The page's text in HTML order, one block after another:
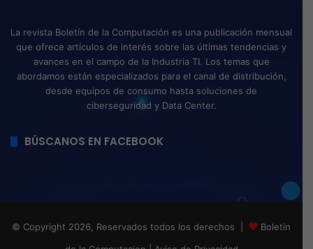
La revista Boletín de la Computación es una publicación mensual
que ofrece artículos de interés sobre las últimas tendencias y
avances en el campo de la Industria TI. Los temas que
abordamos están especializados para el canal de distribución,
desde equipos de consumo hasta soluciones de
ciberseguridad y Data Center.
BÚSCANOS EN FACEBOOK
© Copyright 2026, Reservados todos los derechos |
Boletin